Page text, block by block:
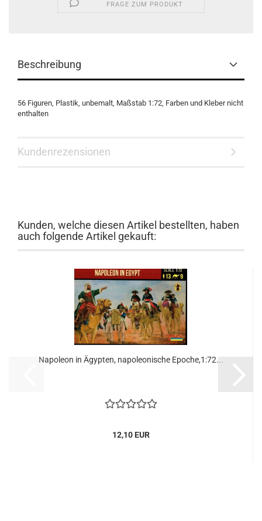
FRAGE ZUM PRODUKT
Beschreibung
56 Figuren, Plastik, unbemalt, Maßstab 1:72, Farben und Kleber nicht
enthalten
Kundenrezensionen
Kunden, welche diesen Artikel bestellten, haben
auch folgende Artikel gekauft:
Napoleon in Ägypten, napoleonische Epoche,1:72...
12,10 EUR